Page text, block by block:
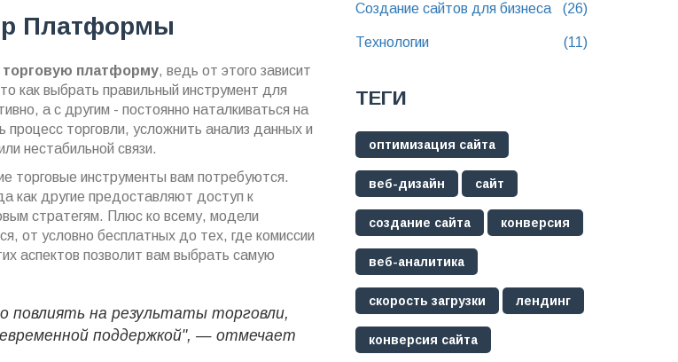
Платформы
платформу, ведь от этого зависит
как выбрать правильный инструмент для
а с другим - постоянно наталкиваться на
торговли, усложнить анализ данных и
нестабильной связи.
торговые инструменты вам потребуются.
как другие предоставляют доступ к
стратегям. Плюс ко всему, модели
от условно бесплатных до тех, где комиссии
аспектов позволит вам выбрать самую
на результаты торговли,
поддержкой", — отмечает
Создание сайтов для бизнеса (26)
Технологии (11)
ТЕГИ
оптимизация сайта
веб-дизайн сайт
создание сайта конверсия
веб-аналитика
скорость загрузки лендинг
конверсия сайта